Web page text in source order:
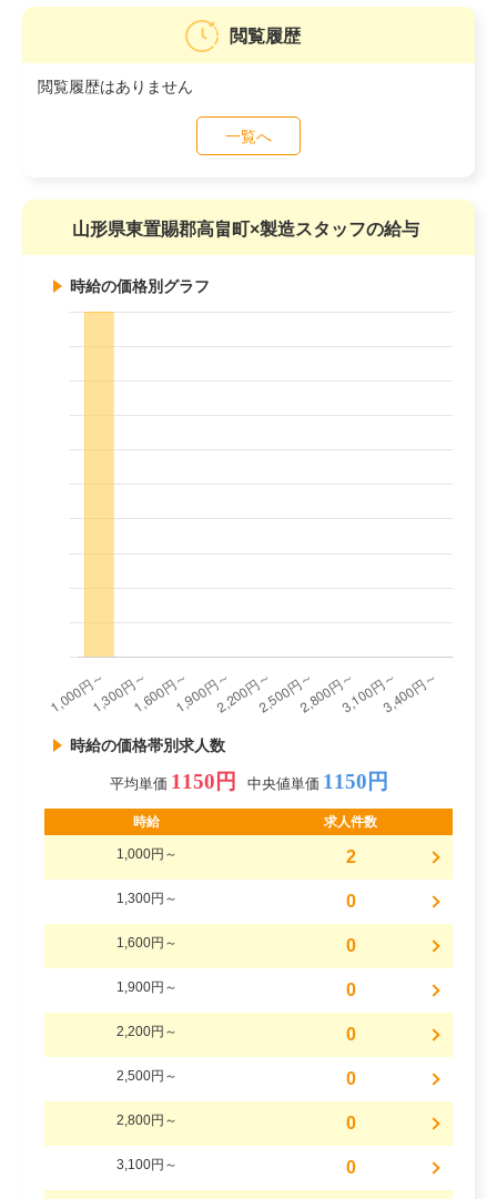
閲覧履歴
閲覧履歴はありません
一覧へ
山形県東置賜郡高畠町×製造スタッフの給与
時給の価格別グラフ
時給の価格帯別求人数
平均単価 1150円 中央値単価 1150円
時給 求人件数
1,000円～ 2
1,300円～ 0
1,600円～ 0
1,900円～ 0
2,200円～ 0
2,500円～ 0
2,800円～ 0
3,100円～ 0